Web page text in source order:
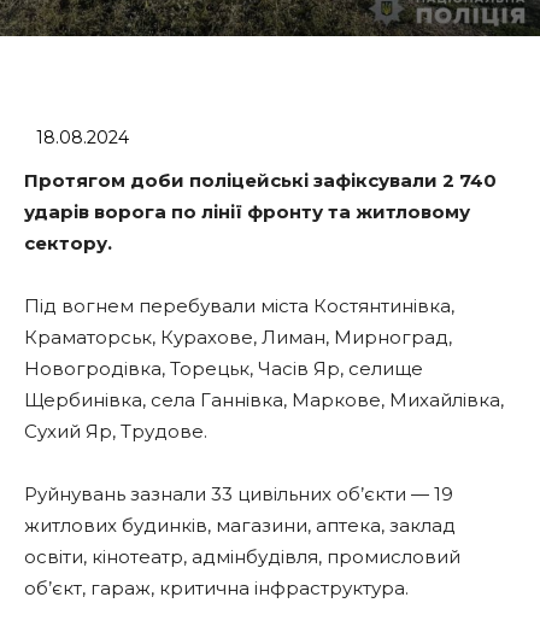
18.08.2024
Протягом доби поліцейські зафіксували 2 740
ударів ворога по лінії фронту та житловому
сектору.
Під вогнем перебували міста Костянтинівка,
Краматорськ, Курахове, Лиман, Мирноград,
Новогродівка, Торецьк, Часів Яр, селище
Щербинівка, села Ганнівка, Маркове, Михайлівка,
Сухий Яр, Трудове.
Руйнувань зазнали 33 цивільних об’єкти — 19
житлових будинків, магазини, аптека, заклад
освіти, кінотеатр, адмінбудівля, промисловий
об’єкт, гараж, критична інфраструктура.